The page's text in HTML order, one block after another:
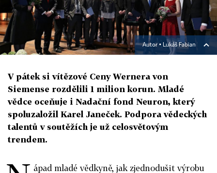
Autor ▪ Lukáš Fabian
V pátek si vítězové Ceny Wernera von
Siemense rozdělili 1 milion korun. Mladé
vědce oceňuje i Nadační fond Neuron, který
spoluzaložil Karel Janeček. Podpora vědeckých
talentů v soutěžích je už celosvětovým
trendem.
ápad mladé vědkyně, jak zjednodušit výrobu